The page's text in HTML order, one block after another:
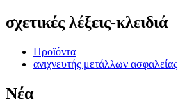
σχετικές λέξεις-κλειδιά
Προϊόντα
ανιχνευτής μετάλλων ασφαλείας
Νέα